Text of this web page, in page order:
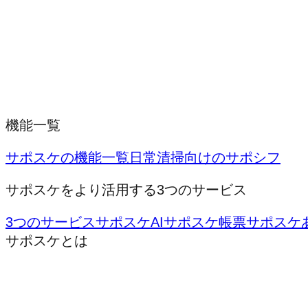
機能一覧
サポスケの機能一覧 日常清掃向けのサポシフ
サポスケをより活用する3つのサービス
3つのサービスサポスケAIサポスケ帳票サポスケ
サポスケとは